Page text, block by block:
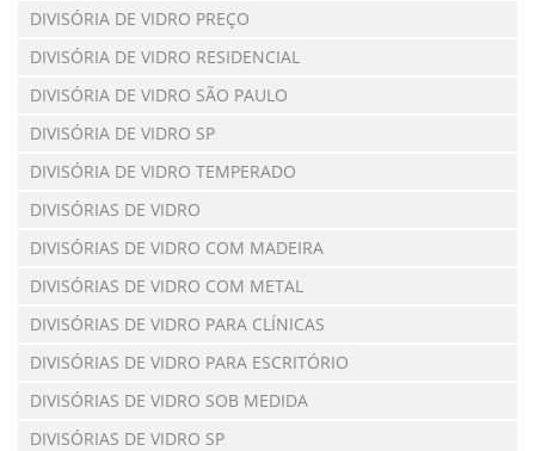
DIVISÓRIA DE VIDRO PREÇO
DIVISÓRIA DE VIDRO RESIDENCIAL
DIVISÓRIA DE VIDRO SÃO PAULO
DIVISÓRIA DE VIDRO SP
DIVISÓRIA DE VIDRO TEMPERADO
DIVISÓRIAS DE VIDRO
DIVISÓRIAS DE VIDRO COM MADEIRA
DIVISÓRIAS DE VIDRO COM METAL
DIVISÓRIAS DE VIDRO PARA CLÍNICAS
DIVISÓRIAS DE VIDRO PARA ESCRITÓRIO
DIVISÓRIAS DE VIDRO SOB MEDIDA
DIVISÓRIAS DE VIDRO SP